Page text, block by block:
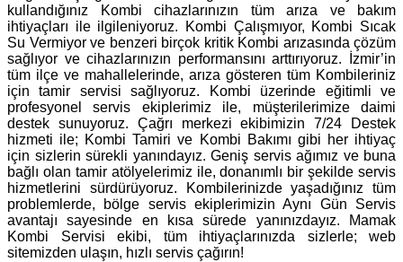
kullandığınız Kombi cihazlarınızın tüm arıza ve bakım
ihtiyaçları ile ilgileniyoruz. Kombi Çalışmıyor, Kombi Sıcak
Su Vermiyor ve benzeri birçok kritik Kombi arızasında çözüm
sağlıyor ve cihazlarınızın performansını arttırıyoruz. İzmir’in
tüm ilçe ve mahallelerinde, arıza gösteren tüm Kombileriniz
için tamir servisi sağlıyoruz. Kombi üzerinde eğitimli ve
profesyonel servis ekiplerimiz ile, müşterilerimize daimi
destek sunuyoruz. Çağrı merkezi ekibimizin 7/24 Destek
hizmeti ile; Kombi Tamiri ve Kombi Bakımı gibi her ihtiyaç
için sizlerin sürekli yanındayız. Geniş servis ağımız ve buna
bağlı olan tamir atölyelerimiz ile, donanımlı bir şekilde servis
hizmetlerini sürdürüyoruz. Kombilerinizde yaşadığınız tüm
problemlerde, bölge servis ekiplerimizin Aynı Gün Servis
avantajı sayesinde en kısa sürede yanınızdayız. Mamak
Kombi Servisi ekibi, tüm ihtiyaçlarınızda sizlerle; web
sitemizden ulaşın, hızlı servis çağırın!